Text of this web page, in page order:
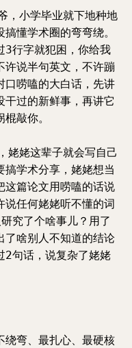
，小学毕业就下地种地
懂学术圈的弯弯绕。
3行字就犯困，你给我
许说半句英文，不许蹦
口唠嗑的大白话，先讲
干过的新鲜事，再讲它
敲你。
姥姥这辈子就会写自己
搞学术分享，姥姥想当
这篇论文用唠嗑的话说
说任何姥姥听不懂的词
究了个啥事儿？用了
了啥别人不知道的结论
2句话，说复杂了姥姥
绕弯、最扎心、最硬核